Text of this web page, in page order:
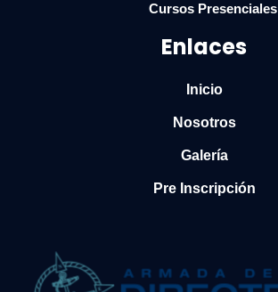
Cursos Presenciales
Enlaces
Inicio
Nosotros
Galería
Pre Inscripción